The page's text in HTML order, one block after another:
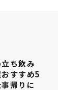
ち飲み
すすめ5
帰りに